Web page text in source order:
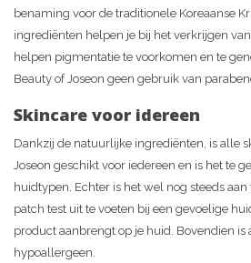
benaming voor de traditionele Koreaanse
ingrediënten helpen je bij het verkrijgen
helpen pigmentatie te voorkomen en te
Beauty of Joseon geen gebruik van
Skincare voor idereen
Dankzij de natuurlijke ingrediënten, is alle
Joseon geschikt voor iedereen en is het te
huidtypen. Echter is het wel nog steeds
patch test uit te voeten bij een gevoelige
product aanbrengt op je huid. Bovendien is
hypoallergeen.